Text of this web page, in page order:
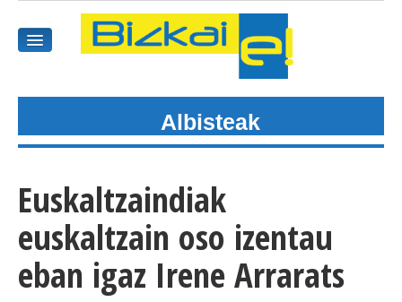
GAIAK
AGENDEA
KOMUNITATEA
Albisteak
Euskaltzaindiak
euskaltzain oso izentau
eban igaz Irene Arrarats